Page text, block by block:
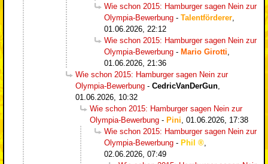
Wie schon 2015: Hamburger sagen Nein zur
Olympia-Bewerbung - Talentförderer
01.06.2026, 22:12
Wie schon 2015: Hamburger sagen Nein zur
Olympia-Bewerbung - Mario Girotti
01.06.2026, 21:36
Wie schon 2015: Hamburger sagen Nein zur
Olympia-Bewerbung - CedricVanDerGun
01.06.2026, 10:32
Wie schon 2015: Hamburger sagen Nein zur
Olympia-Bewerbung - Pini 01.06.2026, 17:38
Wie schon 2015: Hamburger sagen Nein zur
Olympia-Bewerbung - Phil
02.06.2026, 07:49